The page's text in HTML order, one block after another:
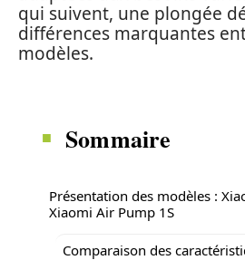
qui suivent, une plongée
différences marquantes
modèles.
Sommaire
Présentation des modèles :
Xiaomi Air Pump 1S
Comparaison des